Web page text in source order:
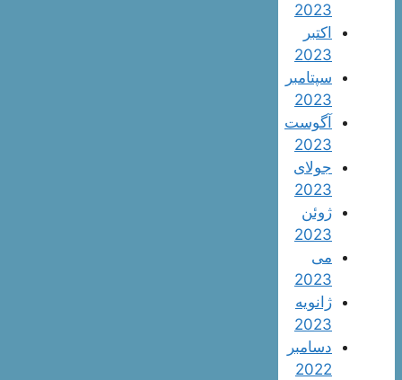
2023
اکتبر
2023
سپتامبر
2023
آگوست
2023
جولای
2023
ژوئن
2023
می
2023
ژانویه
2023
دسامبر
2022